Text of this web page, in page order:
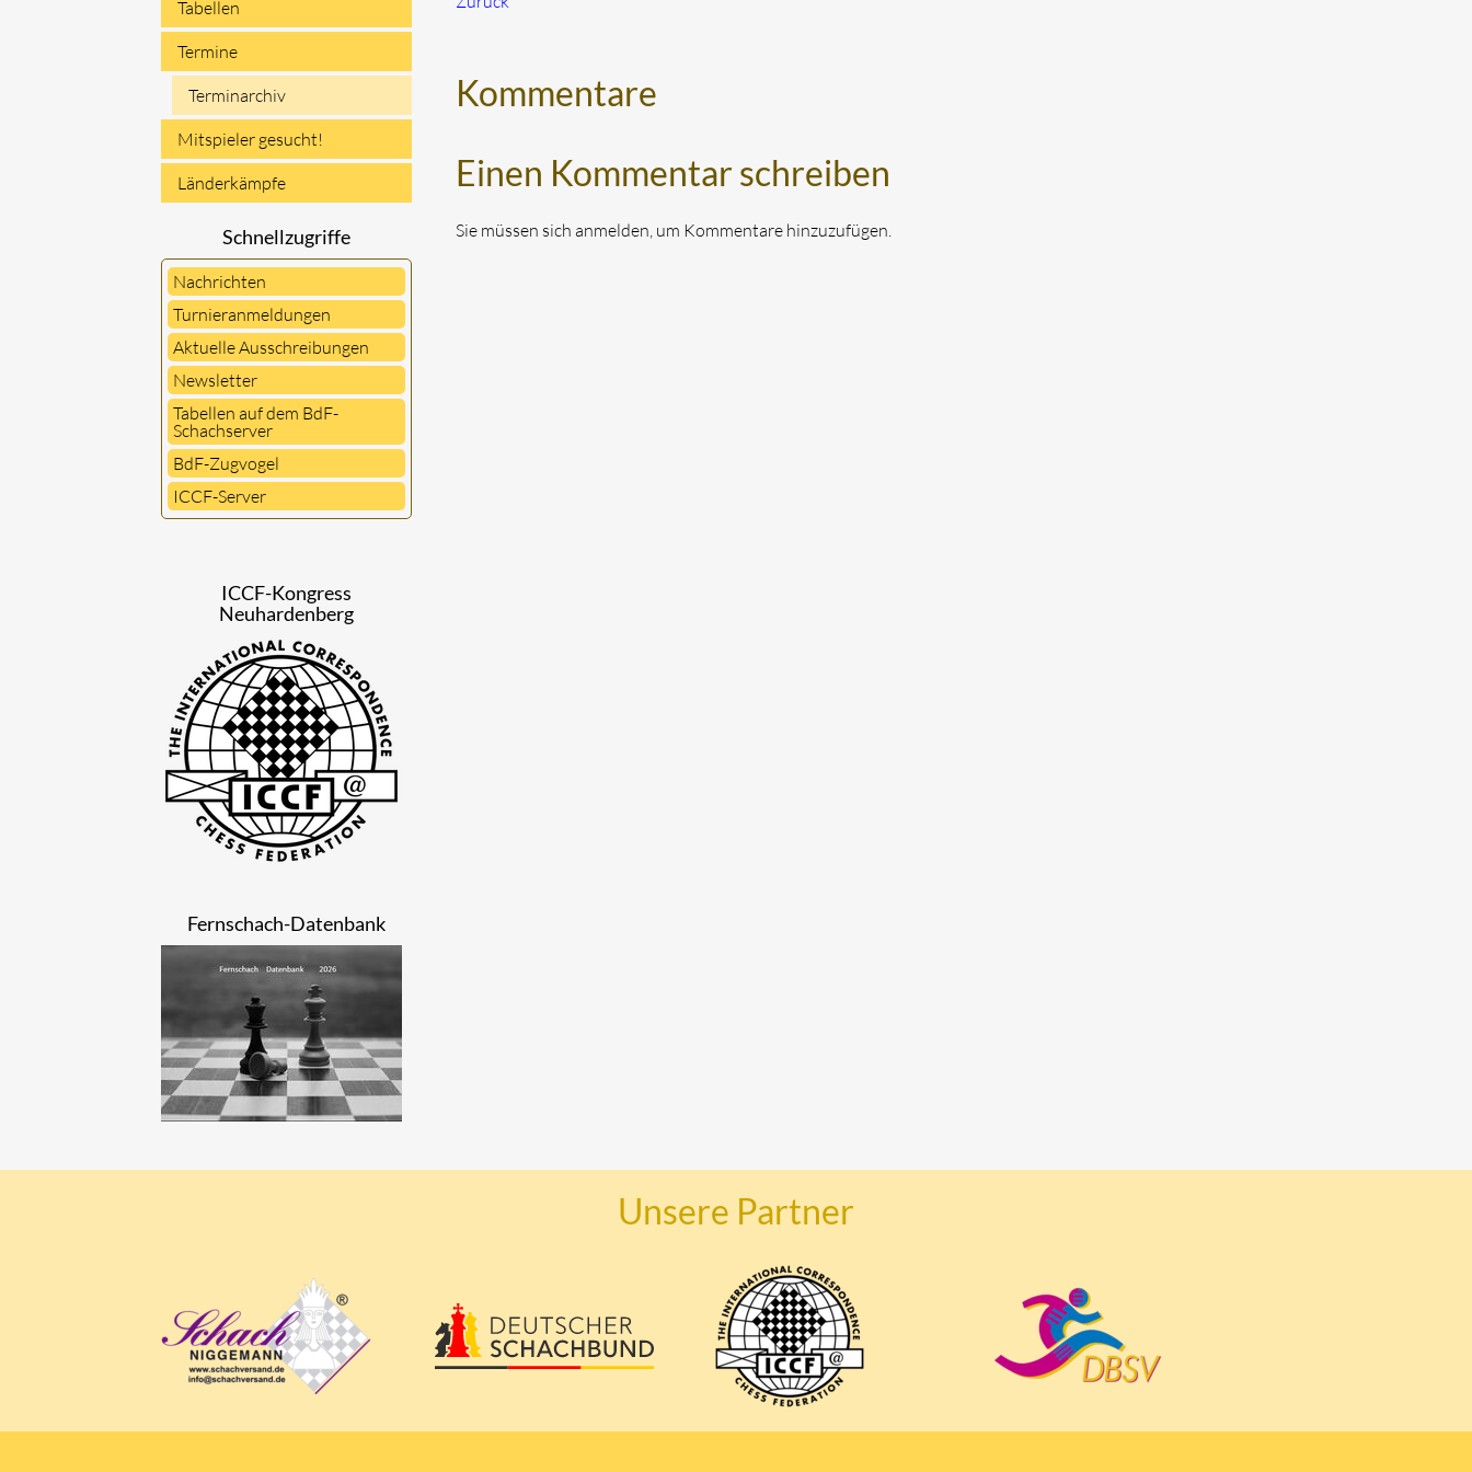
Kommentare
Einen Kommentar schreiben
Sie müssen sich anmelden, um Kommentare hinzuzufügen.
Tabellen
Termine
Terminarchiv
Mitspieler gesucht!
Länderkämpfe
Schnellzugriffe
Nachrichten
Turnieranmeldungen
Aktuelle Ausschreibungen
Newsletter
Tabellen auf dem BdF-
Schachserver
BdF-Zugvogel
ICCF-Server
ICCF-Kongress
Neuhardenberg
Fernschach-Datenbank
Unsere Partner